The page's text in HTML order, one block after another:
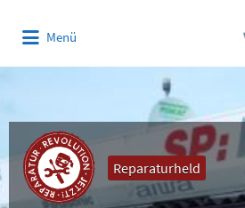
Menü
Reparaturheld